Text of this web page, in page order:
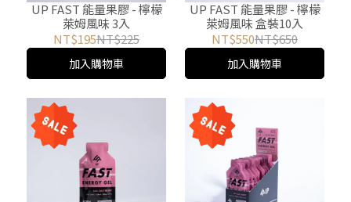
UP FAST 能量果膠 - 檸檬
萊姆風味 3入
NT$195NT$225
加入購物車
UP FAST 能量果膠 - 檸檬
萊姆風味 盒裝10入
NT$550NT$650
加入購物車